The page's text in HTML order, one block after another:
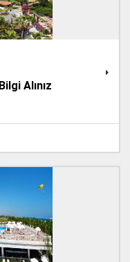
Bilgi Alınız